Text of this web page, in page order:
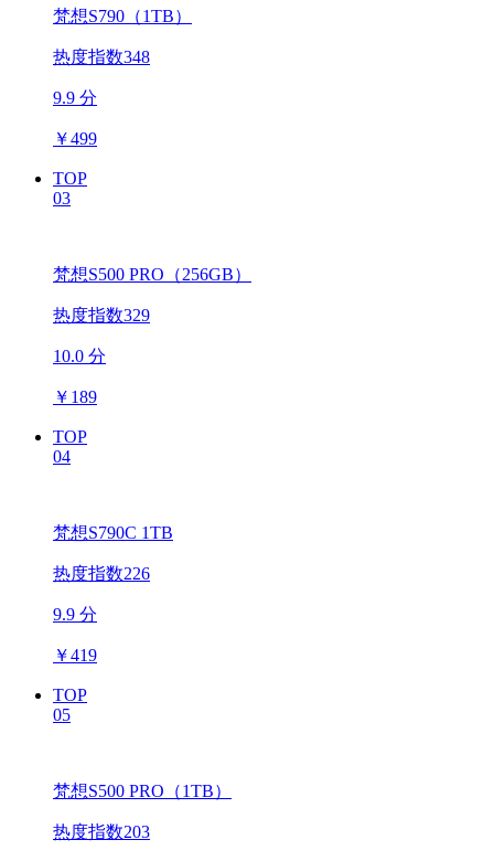
梵想S790（1TB）
热度指数348
9.9 分
￥499
TOP
03
梵想S500 PRO（256GB）
热度指数329
10.0 分
￥ 189
TOP
04
梵想S790C 1TB
热度指数226
9.9 分
￥419
TOP
05
梵想S500 PRO（1TB）
热度指数203